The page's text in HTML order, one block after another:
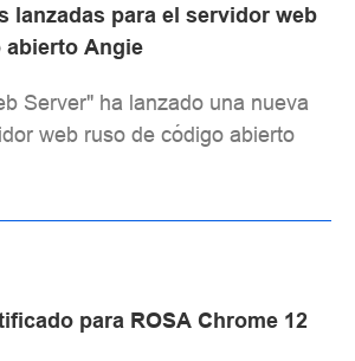
lanzadas para el servidor web
abierto Angie
Server" ha lanzado una nueva
web ruso de código abierto
para ROSA Chrome 12